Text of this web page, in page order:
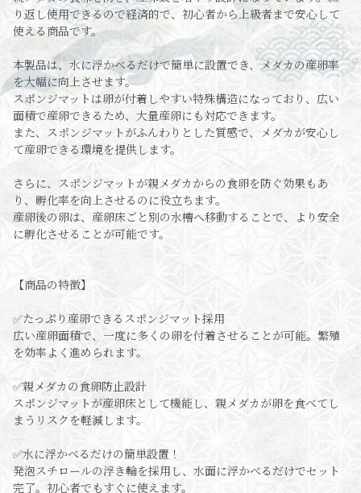
り返し使用できるので経済的で、初心者から上級者まで安心して
使える商品です。
本製品は、水に浮かべるだけで簡単に設置でき、メダカの産卵率
を大幅に向上させます。
スポンジマットは卵が付着しやすい特殊構造になっており、広い
面積で産卵できるため、大量産卵にも対応できます。
また、スポンジマットがふんわりとした質感で、メダカが安心し
て産卵できる環境を提供します。
さらに、スポンジマットが親メダカからの食卵を防ぐ効果もあ
り、孵化率を向上させるのに役立ちます。
産卵後の卵は、産卵床ごと別の水槽へ移動することで、より安全
に孵化させることが可能です。
【商品の特徴】
✅たっぷり産卵できるスポンジマット採用
広い産卵面積で、一度に多くの卵を付着させることが可能。繁殖
を効率よく進められます。
✅親メダカの食卵防止設計
スポンジマットが産卵床として機能し、親メダカが卵を食べてし
まうリスクを軽減します。
✅水に浮かべるだけの簡単設置！
発泡スチロールの浮き輪を採用し、水面に浮かべるだけでセット
完了。初心者でもすぐに使えます。